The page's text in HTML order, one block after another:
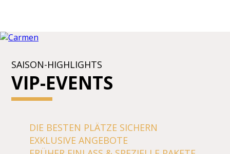
SAISON-HIGHLIGHTS
VIP-EVENTS
DIE BESTEN PLÄTZE SICHERN
EXKLUSIVE ANGEBOTE